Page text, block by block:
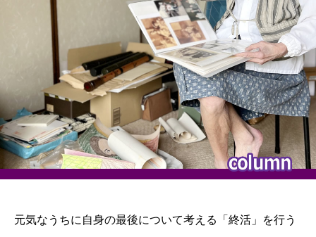
元気なうちに自身の最後について考える「終活」を行う